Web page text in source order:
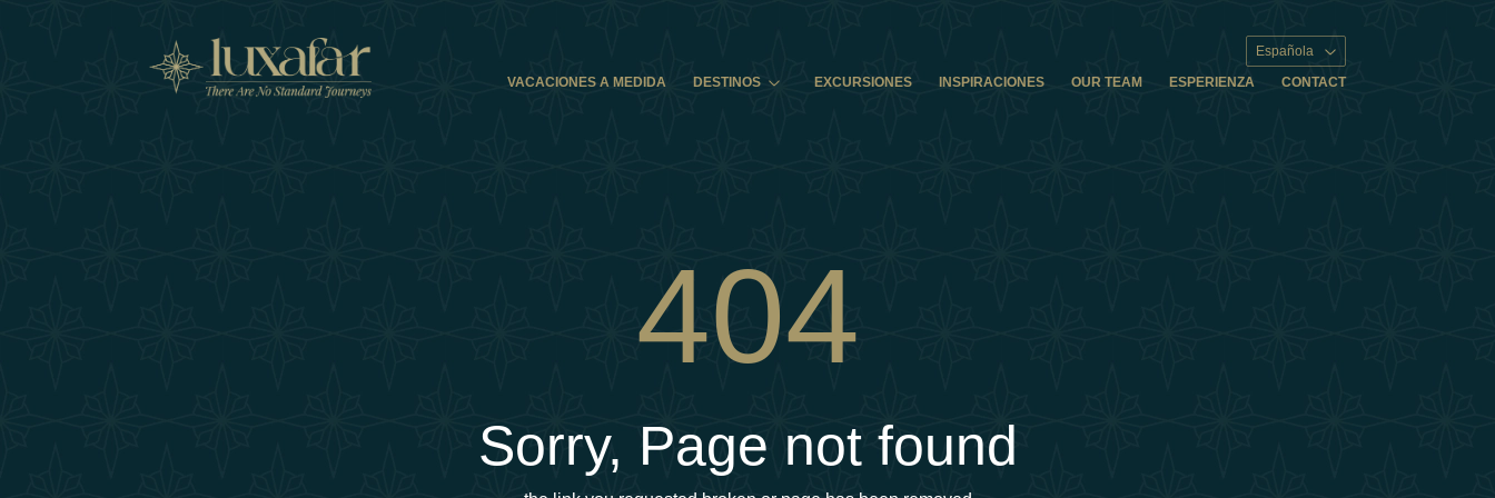
Española
VACACIONES A MEDIDA
DESTINOS EXCURSIONES INSPIRACIONES OUR TEAM ESPERIENZA CONTACT
404
Sorry, Page not found